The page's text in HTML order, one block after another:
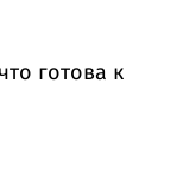
готова к